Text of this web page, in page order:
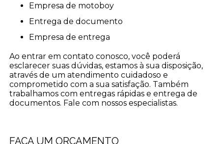
empresa de motoboy
entrega de documento
empresa de entrega
Ao entrar em contato conosco, você poderá
esclarecer suas dúvidas, estamos à sua disposição,
através de um atendimento cuidadoso e
comprometido com a sua satisfação. Também
trabalhamos com entregas rápidas e entrega de
documentos. Fale com nossos especialistas.
FAÇA UM ORÇAMENTO